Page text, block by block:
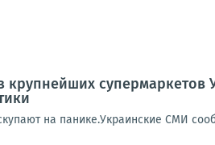
крупнейших
на панике.Украинские СМИ